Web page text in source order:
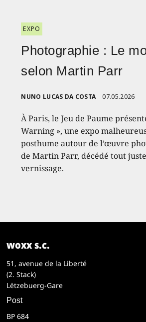
EXPO
Photographie : Le
selon Martin Parr
NUNO LUCAS DA COSTA 07.05.2026
À Paris, le Jeu de Paume
Warning », une expo
posthume autour de l’œuvre
de Martin Parr, décédé tout
vernissage.
woxx s.c.
51, avenue de la Liberté
(2. Stack)
Lëtzebuerg-Gare
Post
BP 684